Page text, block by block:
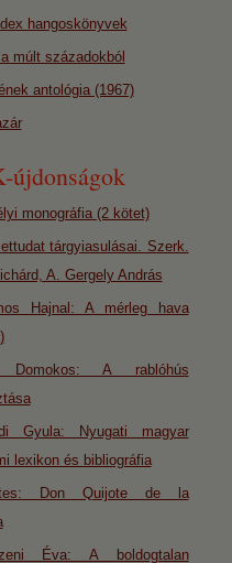
hangoskönyvek
múlt századokból
antológia (1967)
újdonságok
monográfia (2 kötet)
tárgyiasulásai. Szerk.
A. Gergely András
Hajnal: A mérleg hava
Domokos: A rablóhús
Gyula: Nyugati magyar
lexikon és bibliográfia
Don Quijote de la
Éva: A boldogtalan